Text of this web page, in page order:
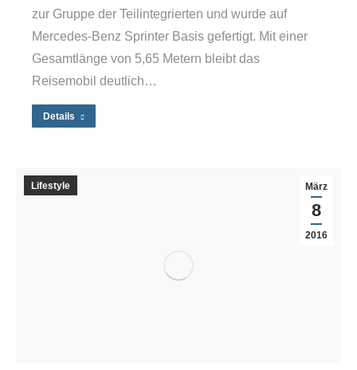
zur Gruppe der Teilintegrierten und wurde auf
Mercedes-Benz Sprinter Basis gefertigt. Mit einer
Gesamtlänge von 5,65 Metern bleibt das
Reisemobil deutlich…
Details
März
8
2016
Lifestyle